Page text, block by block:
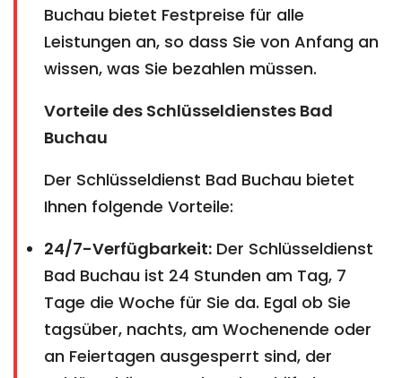
Buchau bietet Festpreise für alle
Leistungen an, so dass Sie von Anfang an
wissen, was Sie bezahlen müssen.
Vorteile des Schlüsseldienstes Bad
Buchau
Der Schlüsseldienst Bad Buchau bietet
Ihnen folgende Vorteile:
24/7-Verfügbarkeit: Der Schlüsseldienst
Bad Buchau ist 24 Stunden am Tag, 7
Tage die Woche für Sie da. Egal ob Sie
tagsüber, nachts, am Wochenende oder
an Feiertagen ausgesperrt sind, der